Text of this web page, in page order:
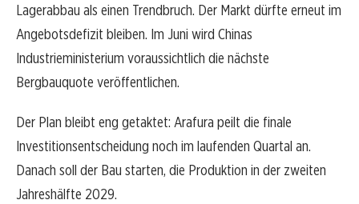
Lagerabbau als einen Trendbruch. Der Markt dürfte erneut im
Angebotsdefizit bleiben. Im Juni wird Chinas
Industrieministerium voraussichtlich die nächste
Bergbauquote veröffentlichen.
Der Plan bleibt eng getaktet: Arafura peilt die finale
Investitionsentscheidung noch im laufenden Quartal an.
Danach soll der Bau starten, die Produktion in der zweiten
Jahreshälfte 2029.